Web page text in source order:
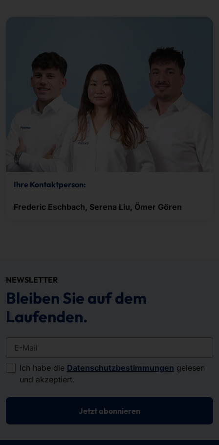
Ihre Kontaktperson:
Frederic Eschbach, Serena Liu, Ömer Gören
NEWSLETTER
Bleiben Sie auf dem
Laufenden.
E-Mail
Ich habe die Datenschutzbestimmungen gelesen
und akzeptiert.
Jetzt abonnieren